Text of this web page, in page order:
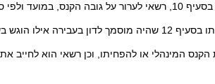
בתקנות.
כתב אישום על העורר.
המינהלי או להפחיתו, וכן רשאי הוא לחייב